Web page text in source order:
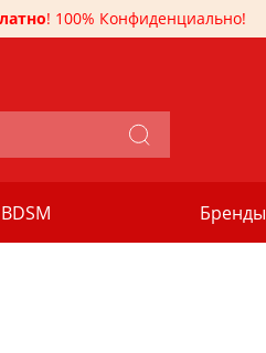
! 100% Конфиденциально!
BDSM Бренды